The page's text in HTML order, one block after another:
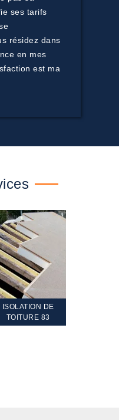
ses tarifs
résidez dans
en mes
est ma
ISOLATION DE
TOITURE 83